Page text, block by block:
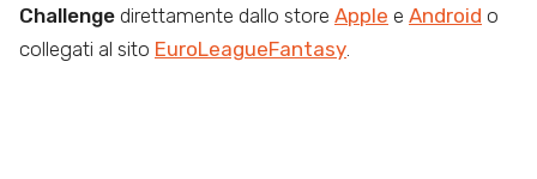
Challenge direttamente dallo store Apple e Android o
collegati al sito EuroLeagueFantasy